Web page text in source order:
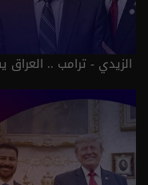
الزيدي - ترامب .. العراق
- عشرين م٥ - الحلقة ٤٧ | الموسم 5